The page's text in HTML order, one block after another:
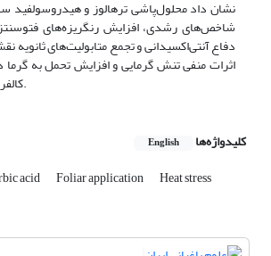
نشان داد محلول‌پاشی ترهالوز و هیدروسولفید
شاخص‌های رشدی، افزایش رنگریزه‌های
دفاع آنتی‌اکسیدانی و تجمع متابولیت‌های
اثرات منفی تنش گرمایی و افزایش تحمل به گرما
کالفرنیا واندر ایفا می‌کند.
کلیدواژه‌ها English
acid Foliar application Heat stress